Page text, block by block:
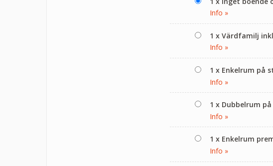
Info »
1 x Värdfamilj
Info »
1 x Enkelrum på
Info »
1 x Dubbelrum
Info »
1 x Enkelrum
Info »